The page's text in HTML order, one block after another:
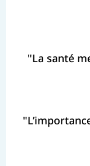
"La santé